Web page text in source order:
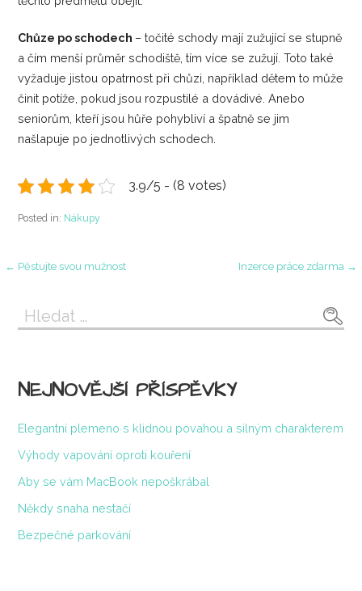
Chůze po schodech – točité schody mají zužující se stupně
a čím menší průměr schodiště, tím více se zužují. Toto také
vyžaduje jistou opatrnost při chůzi, například dětem to může
činit potíže, pokud jsou rozpustilé a dovádivé. Anebo
seniorům, kteří jsou hůře pohybliví a špatně se jim
našlapuje po jednotlivých schodech.
3.9/5 - (8 votes)
Posted in: Nákupy
Navigace
pro
příspěvek
← Pěstujte svou mužnost Inzerce práce zdarma →
Vyhledávání
NEJNOVĚJŠÍ PŘÍSPĚVKY
Elegantní plemeno s klidnou povahou a silným charakterem
Výhody vapování oproti kouření
Aby se vám MacBook nepoškrábal
Někdy snaha nestačí
Bezpečné parkování